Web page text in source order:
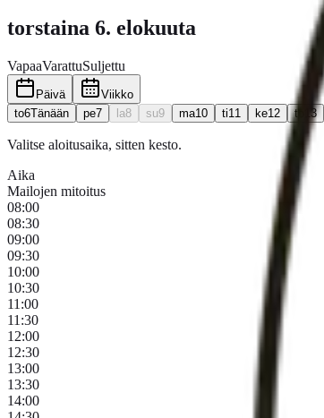
torstaina 6. elokuuta
VapaaVarattuSuljettu
Päivä
Viikko
to6Tänään pe7 la8 su9 ma10 ti11 ke12 to 13
Valitse aloitusaika, sitten kesto.
Aika
Mailojen mitoitus
08:00
08:30
09:00
09:30
10:00
10:30
11:00
11:30
12:00
12:30
13:00
13:30
14:00